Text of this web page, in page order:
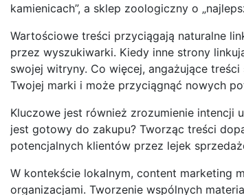
kamienicach”, a sklep zoologiczny o
Wartościowe treści przyciągają naturalne
przez wyszukiwarki. Kiedy inne strony
swojej witryny. Co więcej, angażujące
Twojej marki i może przyciągnąć nowych
Kluczowe jest również zrozumienie
jest gotowy do zakupu? Tworząc treści
potencjalnych klientów przez lejek
W kontekście lokalnym, content marketing
organizacjami. Tworzenie wspólnych